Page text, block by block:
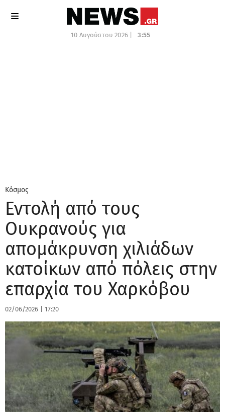
10 Αυγούστου 2026 | 3:55
Κόσμος
Εντολή από τους
Ουκρανούς για
απομάκρυνση χιλιάδων
κατοίκων από πόλεις στην
επαρχία του Χαρκόβου
02/06/2026 17:20